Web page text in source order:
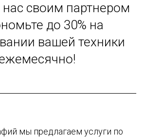
нас своим партнером
до 30% на
вашей техники
мы предлагаем услуги по